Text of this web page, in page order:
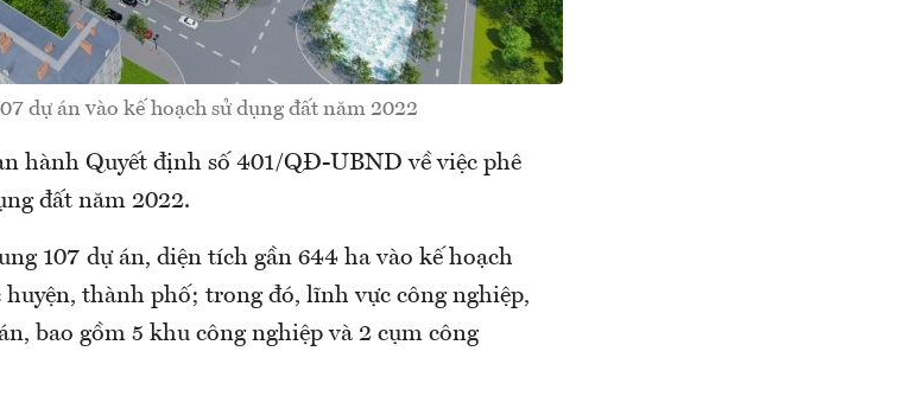
dự án vào kế hoạch sử dụng đất năm 2022
hành Quyết định số 401/QĐ-UBND về việc phê
đất năm 2022.
107 dự án, diện tích gần 644 ha vào kế hoạch
huyện, thành phố; trong đó, lĩnh vực công nghiệp,
bao gồm 5 khu công nghiệp và 2 cụm công